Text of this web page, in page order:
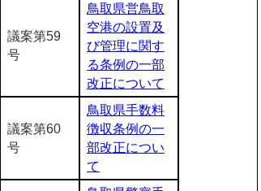
議案第59
号
鳥取県営鳥取
空港の設置及
び管理に関す
る条例の一部
改正について
議案第60
号
鳥取県手数料
徴収条例の一
部改正につい
て